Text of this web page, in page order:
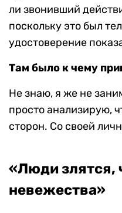
ли звонивший
поскольку это был
удостоверение
Там было к чему
Не знаю, я же не
просто анализирую,
сторон. Со своей
«Люди злятся,
невежества»